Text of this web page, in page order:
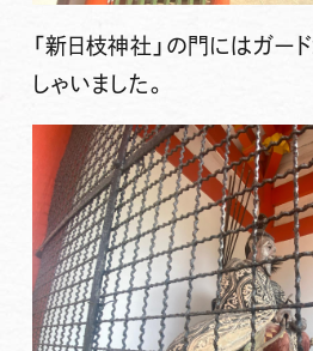
「新日枝神社」の門にはガー
しゃいました。